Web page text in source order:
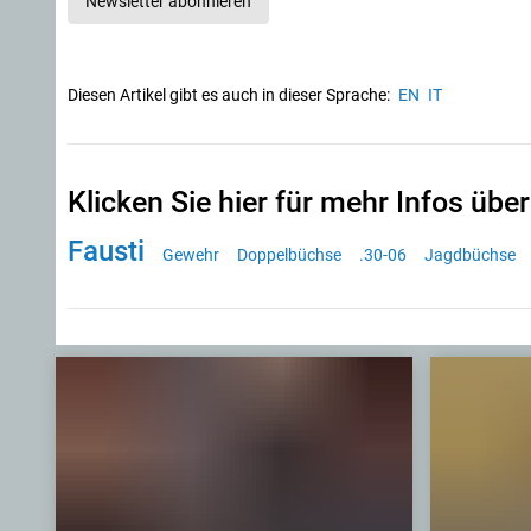
Diesen Artikel gibt es auch in dieser Sprache: EN IT
Klicken Sie hier für mehr Infos
Fausti Gewehr Doppelbüchse .30-06 Jagdbüchse